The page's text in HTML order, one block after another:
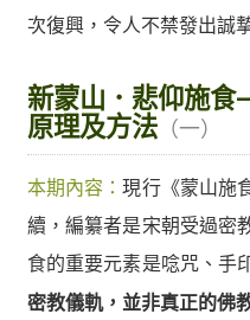
次復興，令人不禁發出誠
新蒙山．悲仰施
原理及方法 （一）
本期內容：現行《蒙山施
續，編纂者是宋朝受過密
食的重要元素是唸咒、手
密教儀軌，並非真正的佛